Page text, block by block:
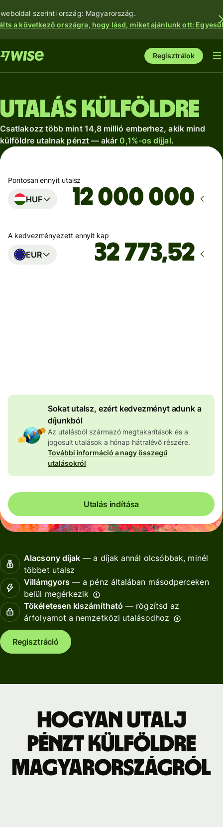
szerinti ország: Magyarország.
a következő országra, hogy lásd, miket ajánlunk ott:
Regisztrálok
Utalás külföldre
Csatlakozz több mint 14,8 millió emberhez, akik mind
külföldre utalnak pénzt — akár 0,1%-os díjjal.
Pontosan ennyit utalsz
HUF
A kedvezményezett ennyit kap
EUR
Sokat utalsz, ezért kedvezményt adunk a
díjunkból
Az utalásból származó megtakarítások és a
jogosult utalások a hónap hátralévő részére.
További információ a nagy összegű
utalásokról
Utalás indítása
Alacsony díjak — a díjak annál olcsóbbak, minél
többet utalsz
Villámgyors — a pénz általában másodperceken
belül megérkezik
Tökéletesen kiszámítható — rögzítsd az
árfolyamot a nemzetközi utalásodhoz
Regisztráció
Hogyan utalj
pénzt külföldre
Magyarországról